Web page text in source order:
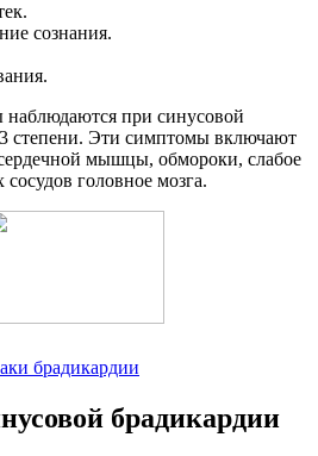
сознания.
при синусовой
степени. Эти симптомы включают
мышцы, обмороки, слабое
головное мозга.
брадикардии
брадикардии